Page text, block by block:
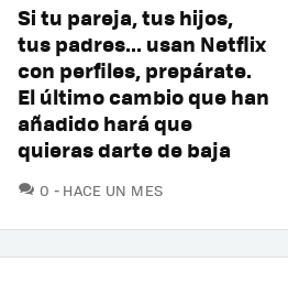
Si tu pareja, tus hijos,
tus padres... usan Netflix
con perfiles, prepárate.
El último cambio que han
añadido hará que
quieras darte de baja
0 COMENTARIOS
HACE UN MES